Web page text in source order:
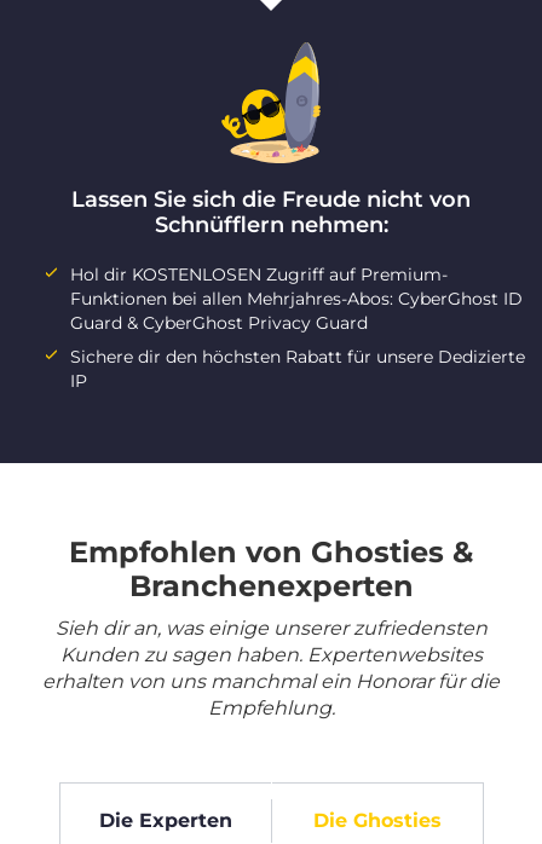
Lassen Sie sich die Freude nicht von
Schnüfflern nehmen:
Hol dir KOSTENLOSEN Zugriff auf Premium-
Funktionen bei allen Mehrjahres-Abos: CyberGhost ID
Guard & CyberGhost Privacy Guard
Sichere dir den höchsten Rabatt für unsere Dedizierte
IP
Empfohlen von Ghosties &
Branchenexperten
Sieh dir an, was einige unserer zufriedensten
Kunden zu sagen haben. Expertenwebsites
erhalten von uns manchmal ein Honorar für die
Empfehlung.
Die Experten Die Ghosties